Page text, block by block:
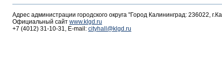
Адрес администрации городского округа "Город Калининград: 236022,
Официальный сайт www.klgd.ru
+7 (4012) 31-10-31, E-mail: cityhall@klgd.ru